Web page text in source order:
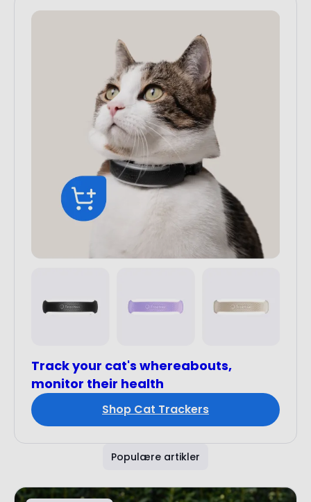
Track your cat's whereabouts,
Shop Cat Trackers
Populære artikler